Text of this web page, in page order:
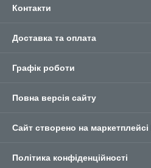
Контакти
Доставка та оплата
Графік роботи
Повна версія сайту
Сайт створено на маркетплейсі
Політика конфіденційності